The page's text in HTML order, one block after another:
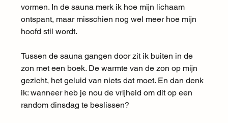
vormen. In de sauna merk ik hoe mijn lichaam
ontspant, maar misschien nog wel meer hoe mijn
hoofd stil wordt.
Tussen de sauna gangen door zit ik buiten in de
zon met een boek. De warmte van de zon op mijn
gezicht, het geluid van niets dat moet. En dan denk
ik: wanneer heb je nou de vrijheid om dit op een
random dinsdag te beslissen?